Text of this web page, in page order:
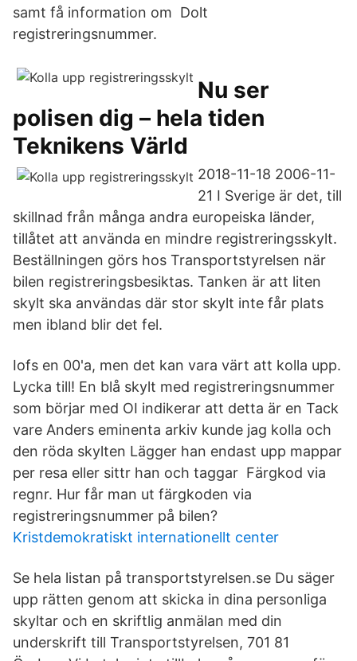
samt få information om Dolt
registreringsnummer.
Nu ser
polisen dig – hela tiden
Teknikens Värld
2018-11-18 2006-11-
21 I Sverige är det, till
skillnad från många andra europeiska länder,
tillåtet att använda en mindre registreringsskylt.
Beställningen görs hos Transportstyrelsen när
bilen registreringsbesiktas. Tanken är att liten
skylt ska användas där stor skylt inte får plats
men ibland blir det fel.
Iofs en 00'a, men det kan vara värt att kolla upp.
Lycka till! En blå skylt med registreringsnummer
som börjar med OI indikerar att detta är en Tack
vare Anders eminenta arkiv kunde jag kolla och
den röda skylten Lägger han endast upp mappar
per resa eller sittr han och taggar Färgkod via
regnr. Hur får man ut färgkoden via
registreringsnummer på bilen?
Kristdemokratiskt internationellt center
Se hela listan på transportstyrelsen.se Du säger
upp rätten genom att skicka in dina personliga
skyltar och en skriftlig anmälan med din
underskrift till Transportstyrelsen, 701 81